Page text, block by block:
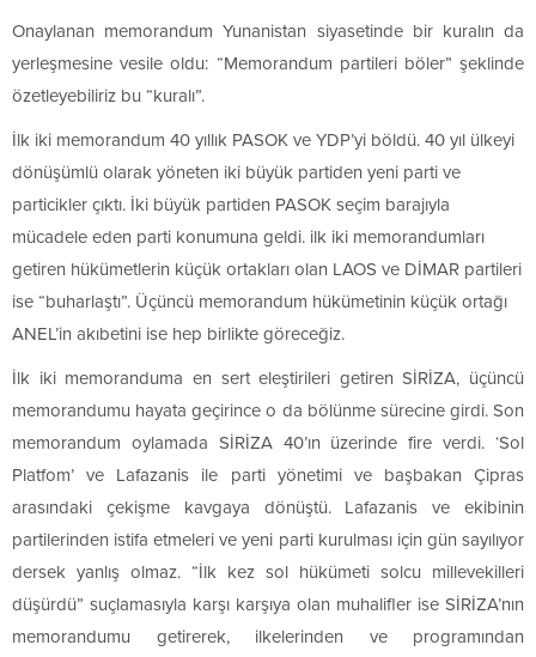
Onaylanan memorandum Yunanistan siyasetinde bir kuralın da
yerleşmesine vesile oldu: “Memorandum partileri böler” şeklinde
özetleyebiliriz bu “kuralı”.
İlk iki memorandum 40 yıllık PASOK ve YDP’yi böldü. 40 yıl ülkeyi
dönüşümlü olarak yöneten iki büyük partiden yeni parti ve
particikler çıktı. İki büyük partiden PASOK seçim barajıyla
mücadele eden parti konumuna geldi. ilk iki memorandumları
getiren hükümetlerin küçük ortakları olan LAOS ve DİMAR partileri
ise “buharlaştı”. Üçüncü memorandum hükümetinin küçük ortağı
ANEL’in akıbetini ise hep birlikte göreceğiz.
İlk iki memoranduma en sert eleştirileri getiren SİRİZA, üçüncü
memorandumu hayata geçirince o da bölünme sürecine girdi. Son
memorandum oylamada SİRİZA 40’ın üzerinde fire verdi. ‘Sol
Platfom’ ve Lafazanis ile parti yönetimi ve başbakan Çipras
arasındaki çekişme kavgaya dönüştü. Lafazanis ve ekibinin
partilerinden istifa etmeleri ve yeni parti kurulması için gün sayılıyor
dersek yanlış olmaz. “İlk kez sol hükümeti solcu millevekilleri
düşürdü” suçlamasıyla karşı karşıya olan muhalifler ise SİRİZA’nın
memorandumu getirerek, ilkelerinden ve programından